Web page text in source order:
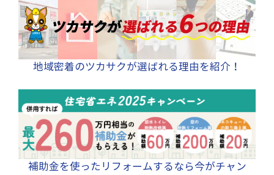
地域密着のツカサクが選ばれる理由を紹介！
補助金を使ったリフォームするなら今がチャン